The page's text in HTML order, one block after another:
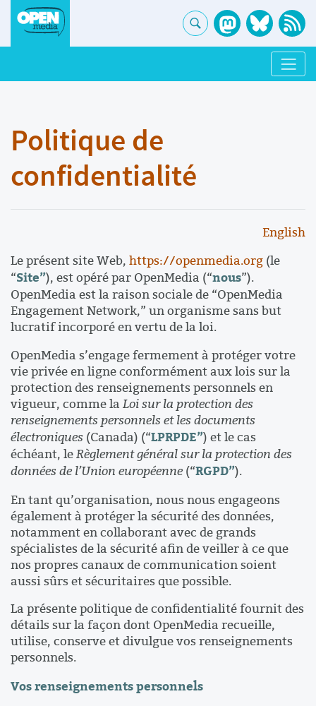
Politique de
confidentialité
English
Le présent site Web, https://openmedia.org (le
“Site”), est opéré par OpenMedia (“nous”).
OpenMedia est la raison sociale de “OpenMedia
Engagement Network,” un organisme sans but
lucratif incorporé en vertu de la loi.
OpenMedia s’engage fermement à protéger votre
vie privée en ligne conformément aux lois sur la
protection des renseignements personnels en
vigueur, comme la Loi sur la protection des
renseignements personnels et les documents
électroniques (Canada) (“LPRPDE”) et le cas
échéant, leRèglement général sur la protection des
données de l’Union européenne (“RGPD”).
En tant qu’organisation, nous nous engageons
également à protéger la sécurité des données,
notamment en collaborant avec de grands
spécialistes de la sécurité afin de veiller à ce que
nos propres canaux de communication soient
aussi sûrs et sécuritaires que possible.
La présente politique de confidentialité fournit des
détails sur la façon dont OpenMedia recueille,
utilise, conserve et divulgue vos renseignements
personnels.
Vos renseignements personnels